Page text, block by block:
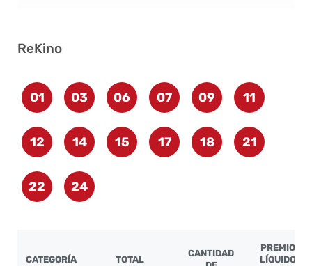
ReKino
01 03 06 07 09 11
12 14 15 17 18 21
22 24
CATEGORÍA TOTAL
CANTIDAD
PREMIO
LÍQUIDO